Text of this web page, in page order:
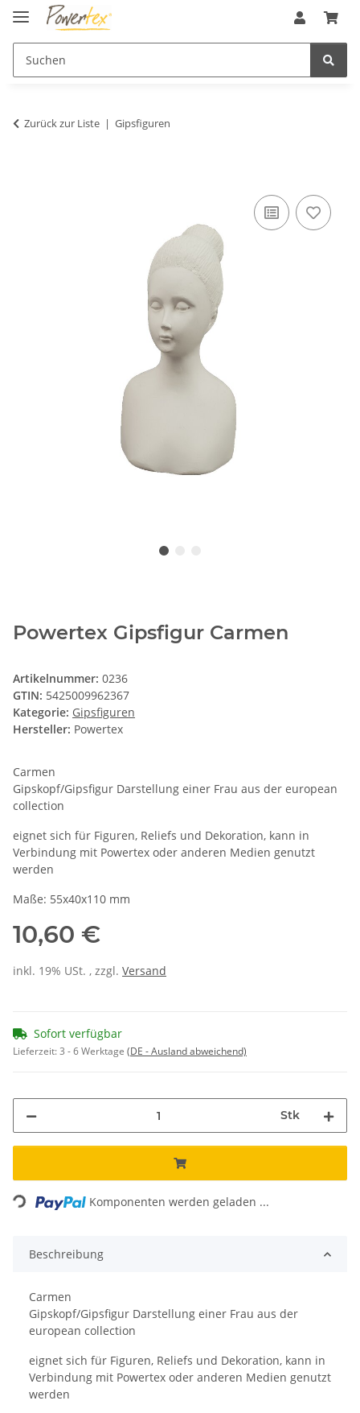
Zurück zur Liste Gipsfiguren
Powertex Gipsfigur Carmen
Artikelnummer: 0236
GTIN: 5425009962367
Kategorie: Gipsfiguren
Hersteller: Powertex
Carmen
Gipskopf/Gipsfigur Darstellung einer Frau aus der european
collection
eignet sich für Figuren, Reliefs und Dekoration, kann in
Verbindung mit Powertex oder anderen Medien genutzt
werden
Maße: 55x40x110 mm
10,60 €
inkl. 19% USt. , zzgl. Versand
Sofort verfügbar
Lieferzeit:3 - 6 Werktage (DE - Ausland abweichend)
Stk
Loading... Komponenten werden geladen ...
Beschreibung
Carmen
Gipskopf/Gipsfigur Darstellung einer Frau aus der
european collection
eignet sich für Figuren, Reliefs und Dekoration, kann in
Verbindung mit Powertex oder anderen Medien genutzt
werden